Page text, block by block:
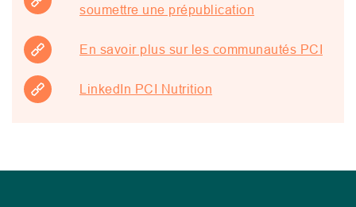
soumettre une prépublication
En savoir plus sur les communautés PCI
LinkedIn PCI Nutrition